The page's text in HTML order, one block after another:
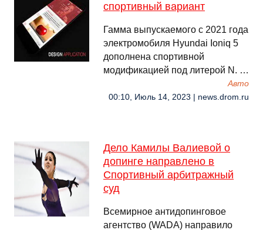
спортивный вариант
Гамма выпускаемого с 2021 года
электромобиля Hyundai Ioniq 5
дополнена спортивной
модификацией под литерой N. …
Авто
00:10, Июль 14, 2023 | news.drom.ru
Дело Камилы Валиевой о
допинге направлено в
Спортивный арбитражный
суд
Всемирное антидопинговое
агентство (WADA) направило